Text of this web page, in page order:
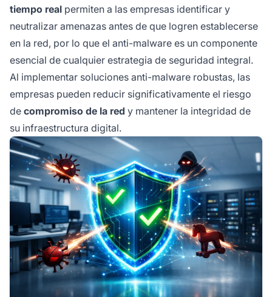
tiempo real permiten a las empresas identificar y
neutralizar amenazas antes de que logren establecerse
en la red, por lo que el anti-malware es un componente
esencial de cualquier estrategia de seguridad integral.
Al implementar soluciones anti-malware robustas, las
empresas pueden reducir significativamente el riesgo
de compromiso de la red y mantener la integridad de
su infraestructura digital.